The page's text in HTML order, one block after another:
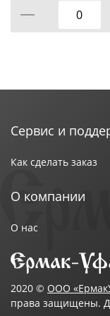
Сервис и
Как сделать заказ
О компании
О нас
2020 © ООО
права защищены.